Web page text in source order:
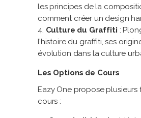
les principes de la
comment créer un design
Culture du Graffiti :
l’histoire du graffiti, ses
évolution dans la culture
Les Options de Cours
Eazy One propose plusieurs
cours :